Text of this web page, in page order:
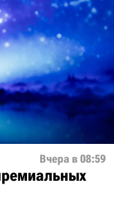
Вчера в 08:59